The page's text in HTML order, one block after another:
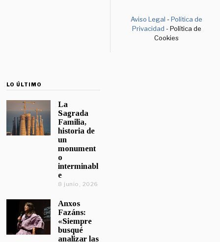
Aviso Legal -Política de
Privacidad - Política de
Cookies
LO ÚLTIMO
La
Sagrada
Familia,
historia de
un
monument
o
interminabl
e
8 junio, 2026
Anxos
Fazáns:
«Siempre
busqué
analizar las